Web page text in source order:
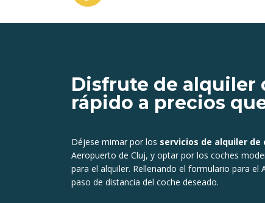
Disfrute de alquiler
rápido a precios
Déjese mimar por los servicios de alquiler de
Aeropuerto de Cluj, y optar por los coches
para el alquiler. Rellenando el formulario para el
paso de distancia del coche deseado.